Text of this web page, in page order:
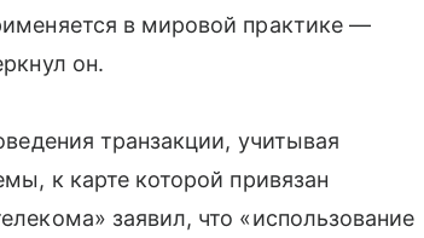
в мировой практике —
он.
транзакции, учитывая
к карте которой привязан
заявил, что «использование